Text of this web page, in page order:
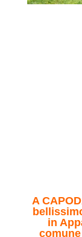
A
in